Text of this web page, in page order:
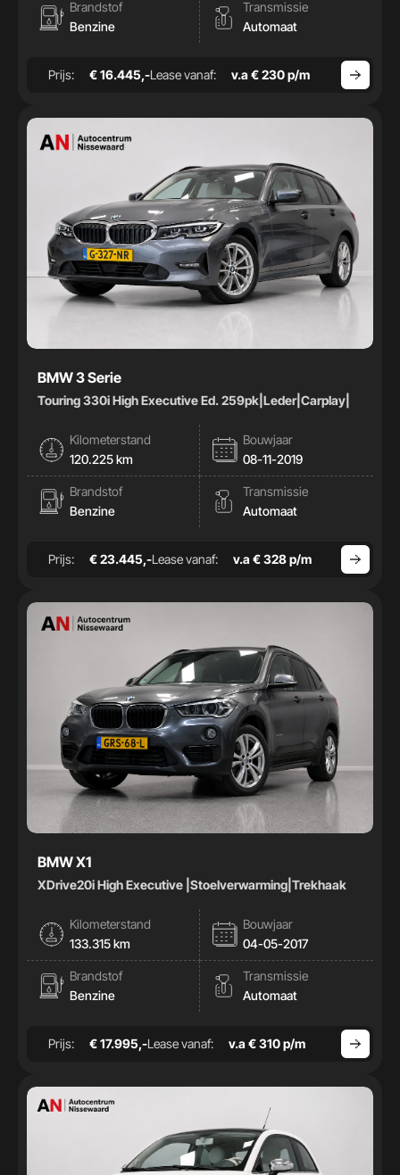
Brandstof
Benzine
Transmissie
Automaat
Prijs: € 16.445,-Lease vanaf: v.a € 230 p/m
BMW 3 Serie
Touring 330i High Executive Ed. 259pk|Leder|Carplay|
Kilometerstand
120.225 km
Bouwjaar
08-11-2019
Brandstof
Benzine
Transmissie
Automaat
Prijs: € 23.445,-Lease vanaf: v.a € 328 p/m
BMW X1
XDrive20i High Executive |Stoelverwarming|Trekhaak
Kilometerstand
133.315 km
Bouwjaar
04-05-2017
Brandstof
Benzine
Transmissie
Automaat
Prijs: € 17.995,-Lease vanaf: v.a € 310 p/m